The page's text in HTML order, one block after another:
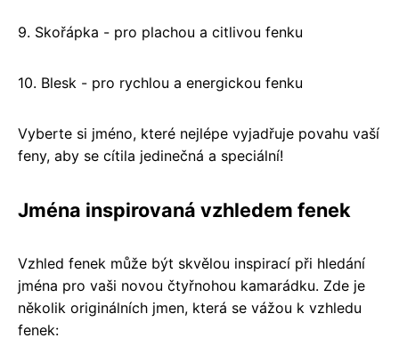
9. Skořápka - pro plachou a citlivou fenku
10. Blesk - pro rychlou a energickou fenku
Vyberte si jméno, které nejlépe vyjadřuje povahu vaší
feny, aby se cítila jedinečná a speciální!
Jména inspirovaná vzhledem fenek
Vzhled fenek může být skvělou inspirací při hledání
jména pro vaši novou čtyřnohou kamarádku. Zde je
několik originálních jmen, která se vážou k vzhledu
fenek: